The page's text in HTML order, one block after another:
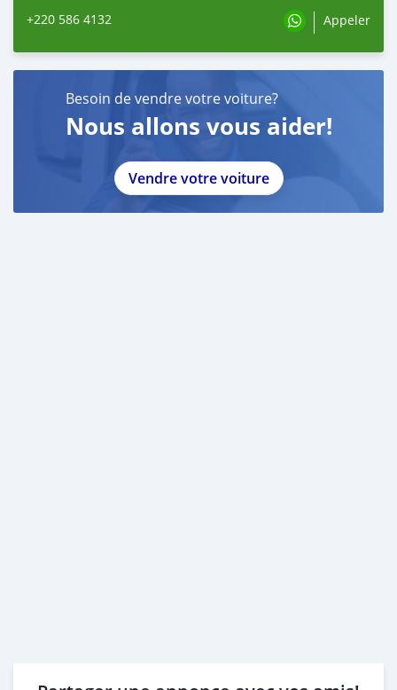
+220 586 4132 Appeler
Besoin de vendre votre voiture?
Nous allons vous aider!
Vendre votre voiture